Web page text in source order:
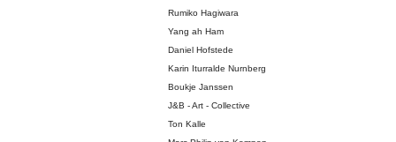
Rumiko Hagiwara
Yang ah Ham
Daniel Hofstede
Karin Iturralde Nurnberg
Boukje Janssen
J&B - Art - Collective
Ton Kalle